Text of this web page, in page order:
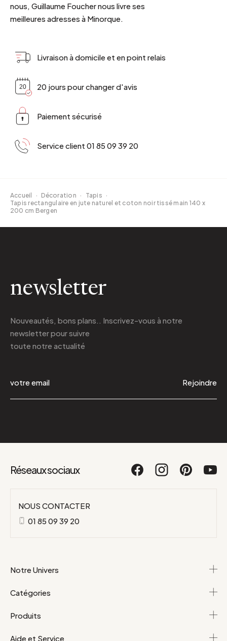
nous, Guillaume Foucher nous livre ses
meilleures adresses à Minorque.
Livraison à domicile et en point relais
20 jours pour changer d'avis
Paiement sécurisé
Service client 01 85 09 39 20
Accueil · Décoration · Tapis ·
Tapis rectangulaire en jute naturel et coton noir tissé main 140 x
200 cm Bergen
newsletter
Nouveautés, bons plans.. Inscrivez-vous à notre
newsletterpour suivre
toute notre actualité
Rejoindre
Réseaux sociaux
NOUS CONTACTER
01 85 09 39 20
Notre Univers
Catégories
Produits
Aide et Service